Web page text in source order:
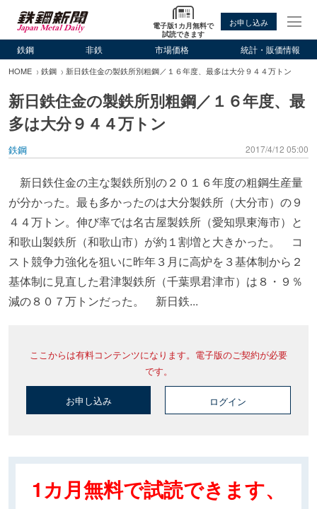
電子版1カ月無料で
試読できます
お申し込み
鉄鋼 非鉄 市場価格 統計・販価情報
HOME 鉄鋼 新日鉄住金の製鉄所別粗鋼／１６年度、最多は大分９４４万トン
新日鉄住金の製鉄所別粗鋼／１６年度、最
多は大分９４４万トン
鉄鋼 2017/4/12 05:00
新日鉄住金の主な製鉄所別の２０１６年度の粗鋼生産量
が分かった。最も多かったのは大分製鉄所（大分市）の９
４４万トン。伸び率では名古屋製鉄所（愛知県東海市）と
和歌山製鉄所（和歌山市）が約１割増と大きかった。 コ
スト競争力強化を狙いに昨年３月に高炉を３基体制から２
基体制に見直した君津製鉄所（千葉県君津市）は８・９％
減の８０７万トンだった。 新日鉄...
ここからは有料コンテンツになります。電子版のご契約が必要
です。
お申し込み ログイン
1カ月無料で試読できます、